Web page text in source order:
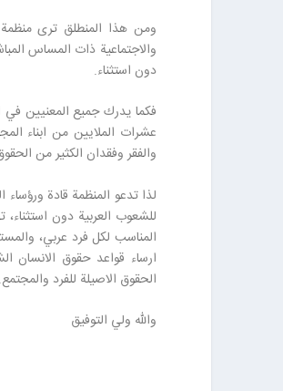
ومن هذا المنطلق ترى منظمة
والاجتماعية ذات المساس
دون استثناء.
فكما يدرك جميع المعنيين في
عشرات الملايين من ابناء
والفقر وفقدان الكثير من
لذا تدعو المنظمة قادة ورؤساء
للشعوب العربية دون
المناسب لكل فرد عربي،
ارساء قواعد حقوق الانسان
الحقوق الاصيلة للفرد والمجتمع.
والله ولي التوفيق